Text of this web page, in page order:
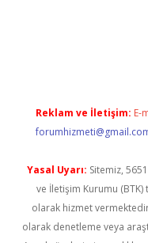
Reklam ve İletişim: E-
Yasal Uyarı: Sitemiz,
ve İletişim Kurumu (BTK)
olarak hizmet
olarak denetleme veya